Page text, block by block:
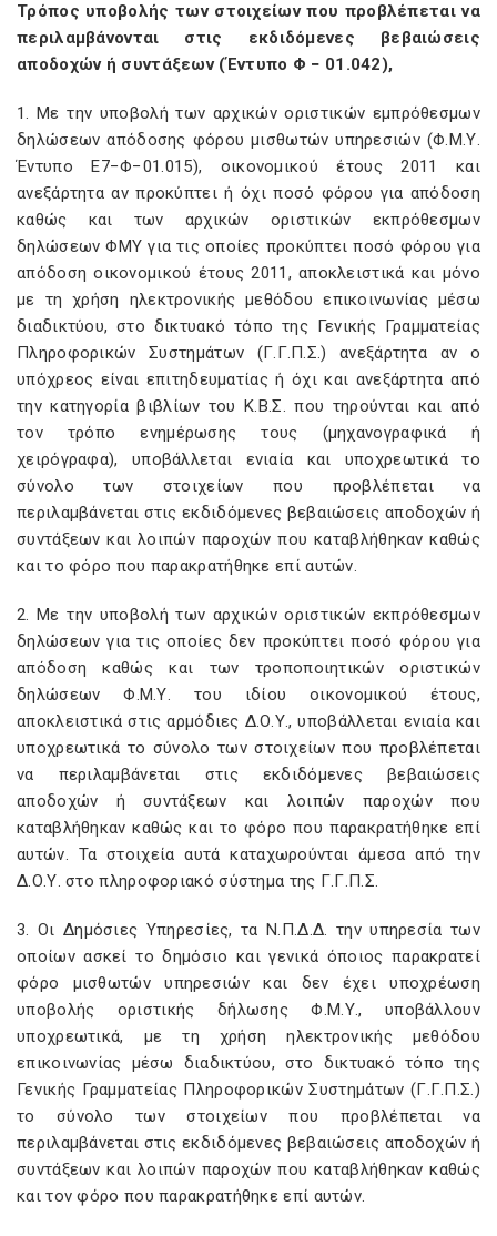
Τρόπος υποβολής των στοιχείων που προβλέπεται να
περιλαμβάνονται στις εκδιδόμενες βεβαιώσεις
αποδοχών ή συντάξεων (Έντυπο Φ − 01.042),
1. Με την υποβολή των αρχικών οριστικών εμπρόθεσμων
δηλώσεων απόδοσης φόρου μισθωτών υπηρεσιών (Φ.Μ.Υ.
Έντυπο Ε7−Φ−01.015), οικονομικού έτους 2011 και
ανεξάρτητα αν προκύπτει ή όχι ποσό φόρου για απόδοση
καθώς και των αρχικών οριστικών εκπρόθεσμων
δηλώσεων ΦΜΥ για τις οποίες προκύπτει ποσό φόρου για
απόδοση οικονομικού έτους 2011, αποκλειστικά και μόνο
με τη χρήση ηλεκτρονικής μεθόδου επικοινωνίας μέσω
διαδικτύου, στο δικτυακό τόπο της Γενικής Γραμματείας
Πληροφορικών Συστημάτων (Γ.Γ.Π.Σ.) ανεξάρτητα αν ο
υπόχρεος είναι επιτηδευματίας ή όχι και ανεξάρτητα από
την κατηγορία βιβλίων του Κ.Β.Σ. που τηρούνται και από
τον τρόπο ενημέρωσης τους (μηχανογραφικά ή
χειρόγραφα), υποβάλλεται ενιαία και υποχρεωτικά το
σύνολο των στοιχείων που προβλέπεται να
περιλαμβάνεται στις εκδιδόμενες βεβαιώσεις αποδοχών ή
συντάξεων και λοιπών παροχών που καταβλήθηκαν καθώς
και το φόρο που παρακρατήθηκε επί αυτών.
2. Με την υποβολή των αρχικών οριστικών εκπρόθεσμων
δηλώσεων για τις οποίες δεν προκύπτει ποσό φόρου για
απόδοση καθώς και των τροποποιητικών οριστικών
δηλώσεων Φ.Μ.Υ. του ιδίου οικονομικού έτους,
αποκλειστικά στις αρμόδιες Δ.Ο.Υ., υποβάλλεται ενιαία και
υποχρεωτικά το σύνολο των στοιχείων που προβλέπεται
να περιλαμβάνεται στις εκδιδόμενες βεβαιώσεις
αποδοχών ή συντάξεων και λοιπών παροχών που
καταβλήθηκαν καθώς και το φόρο που παρακρατήθηκε επί
αυτών. Τα στοιχεία αυτά καταχωρούνται άμεσα από την
Δ.Ο.Υ. στο πληροφοριακό σύστημα της Γ.Γ.Π.Σ.
3. Οι Δημόσιες Υπηρεσίες, τα Ν.Π.Δ.Δ. την υπηρεσία των
οποίων ασκεί το δημόσιο και γενικά όποιος παρακρατεί
φόρο μισθωτών υπηρεσιών και δεν έχει υποχρέωση
υποβολής οριστικής δήλωσης Φ.Μ.Υ., υποβάλλουν
υποχρεωτικά, με τη χρήση ηλεκτρονικής μεθόδου
επικοινωνίας μέσω διαδικτύου, στο δικτυακό τόπο της
Γενικής Γραμματείας Πληροφορικών Συστημάτων (Γ.Γ.Π.Σ.)
το σύνολο των στοιχείων που προβλέπεται να
περιλαμβάνεται στις εκδιδόμενες βεβαιώσεις αποδοχών ή
συντάξεων και λοιπών παροχών που καταβλήθηκαν καθώς
και τον φόρο που παρακρατήθηκε επί αυτών.